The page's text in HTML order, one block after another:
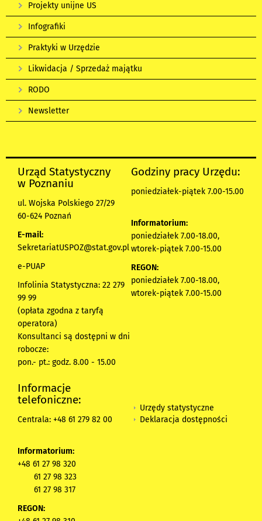
Projekty unijne US
Infografiki
Praktyki w Urzędzie
Likwidacja / Sprzedaż majątku
RODO
Newsletter
Urząd Statystyczny
w Poznaniu
ul. Wojska Polskiego 27/29
60-624 Poznań
E-mail:
SekretariatUSPOZ@stat.gov.pl
e-PUAP
Infolinia Statystyczna: 22 279
99 99
(opłata zgodna z taryfą
operatora)
Konsultanci są dostępni w dni
robocze:
pon.- pt.: godz. 8.00 - 15.00
Godziny pracy Urzędu:
poniedziałek-piątek 7.00-15.00
Informatorium:
poniedziałek 7.00-18.00,
wtorek-piątek 7.00-15.00
REGON:
poniedziałek 7.00-18.00,
wtorek-piątek 7.00-15.00
Informacje
telefoniczne:
Centrala: +48 61 279 82 00
Informatorium:
+48 61 27 98 320
61 27 98 323
61 27 98 317
REGON:
Urzędy statystyczne
Deklaracja dostępności